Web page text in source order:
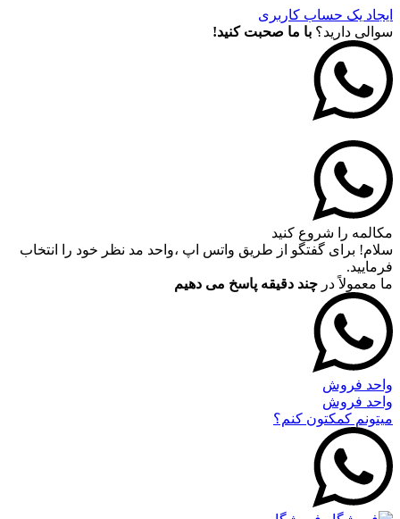
ایجاد یک حساب کاربری
سوالی دارید؟ با ما صحبت کنید!
مکالمه را شروع کنید
سلام! برای گفتگو از طریق واتس اپ ،واحد مد نظر خود را انتخاب
فرمایید.
ما معمولاً در چند دقیقه پاسخ می دهیم
واحد فروش
واحد فروش
میتونم کمکتون کنم؟